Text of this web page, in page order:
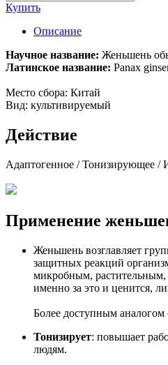
Купить
Описание
Научное название: Женьшень
Латинское название: Panax
Место сбора: Китай
Вид: культивируемый
Действие
Адаптогенное / Тонизирующее
Применение
Женьшень возглавляет
защитных реакций
микробным, растительным,
именно за это и ценится,
Более доступным аналогом
Тонизирует: повышает
людям.